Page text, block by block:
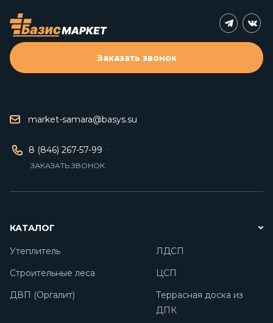
market-samara@basys.su
8 (846) 267-57-99
ЗАКАЗАТЬ ЗВОНОК
Заказать звонок
КАТАЛОГ
Утеплитель
ЛДСП
Строительные леса
ЦСП
ДВП (Оргалит)
Террасная доска из
ДПК